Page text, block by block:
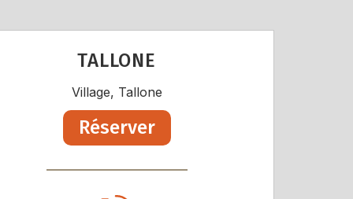
TALLONE
Village, Tallone
Réserver